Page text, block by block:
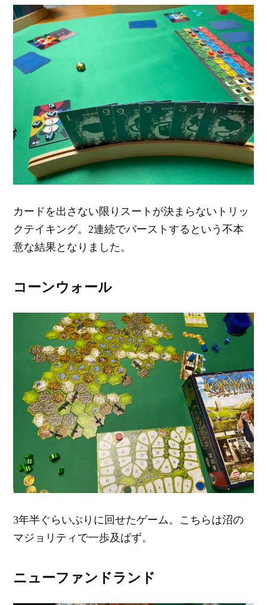
カードを出さない限りスートが決まらないトリッ
クテイキング。2連続でバーストするという不本
意な結果となりました。
コーンウォール
3年半ぐらいぶりに回せたゲーム。こちらは沼の
マジョリティで一歩及ばず。
ニューファンドランド